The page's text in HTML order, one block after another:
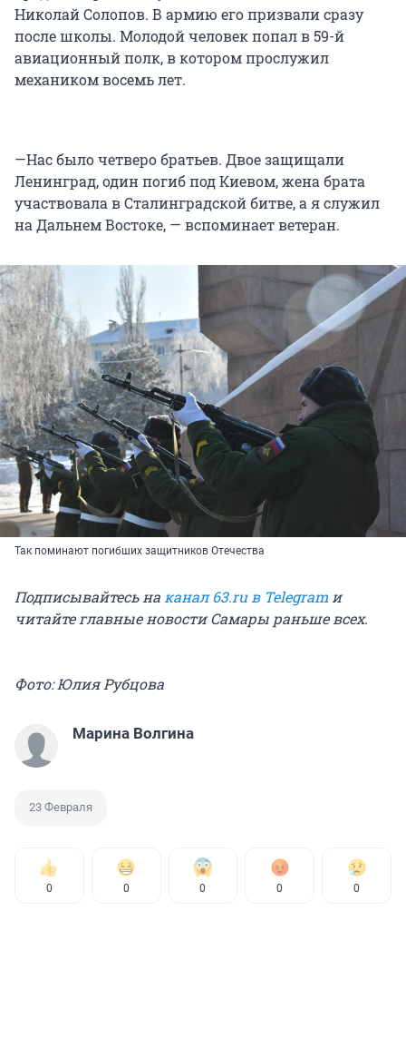
Николай Солопов. В армию его призвали сразу
после школы. Молодой человек попал в 59-й
авиационный полк, в котором прослужил
механиком восемь лет.
—Нас было четверо братьев. Двое защищали
Ленинград, один погиб под Киевом, жена брата
участвовала в Сталинградской битве, а я служил
на Дальнем Востоке, — вспоминает ветеран.
Так поминают погибших защитников Отечества
Подписывайтесь наканал 63.ru в Telegram и
читайте главные новости Самары раньше всех.
Фото: Юлия Рубцова
Марина Волгина
23 Февраля
0 0 0 0 0